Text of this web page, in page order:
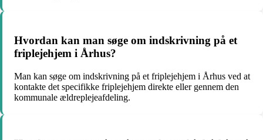
Hvordan kan man søge om indskrivning på et
friplejehjem i Århus?
Man kan søge om indskrivning på et friplejehjem i Århus ved at
kontakte det specifikke friplejehjem direkte eller gennem den
kommunale ældreplejeafdeling.